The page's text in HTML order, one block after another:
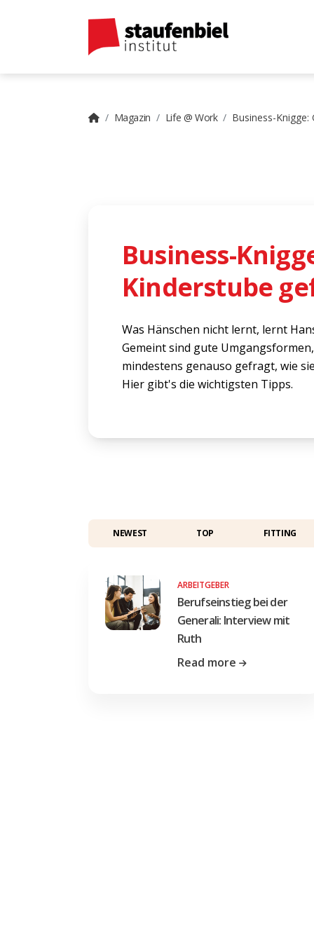
Magazin Life @ Work Business-
Business-
Kinderstube
Was Hänschen nicht lernt, lernt
Gemeint sind gute
mindestens genauso gefragt, wie
Hier gibt's die wichtigsten Tipps.
NEWEST TOP FITTING
ARBEITGEBER
Berufseinstieg bei der
Generali: Interview mit
Ruth
Read more